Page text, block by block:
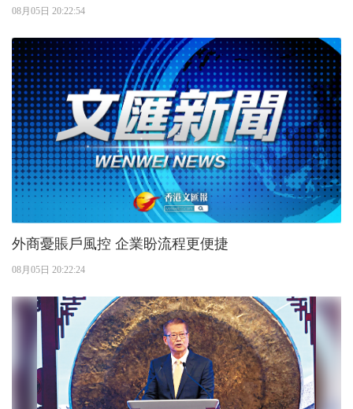
08月05日 20:22:54
外商憂賬戶風控 企業盼流程更便捷
08月05日 20:22:24